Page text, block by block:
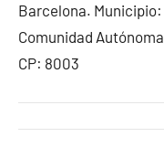
Barcelona.
Comunidad
CP: 8003